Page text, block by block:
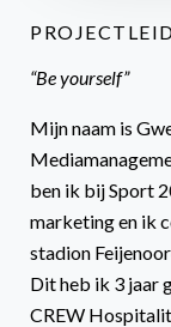
“Be yourself”
Mijn naam is
ben ik bij Sport
marketing en ik
stadion
Dit heb ik 3 jaar
CREW